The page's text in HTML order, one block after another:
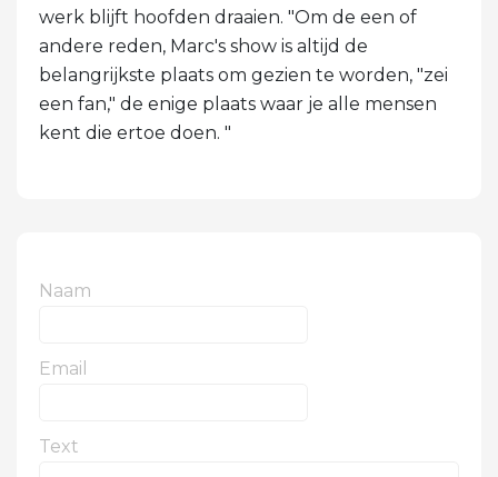
werk blijft hoofden draaien. "Om de een of
andere reden, Marc's show is altijd de
belangrijkste plaats om gezien te worden, "zei
een fan," de enige plaats waar je alle mensen
kent die ertoe doen. "
Naam
Email
Text